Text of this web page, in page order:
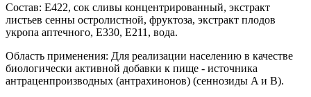
Состав: Е422, сок сливы концентрированный, экстракт
листьев сенны остролистной, фруктоза, экстракт плодов
укропа аптечного, Е330, Е211, вода.
Область применения: Для реализации населению в качестве
биологически активной добавки к пище - источника
антраценпроизводных (антрахинонов) (сеннозиды A и B).